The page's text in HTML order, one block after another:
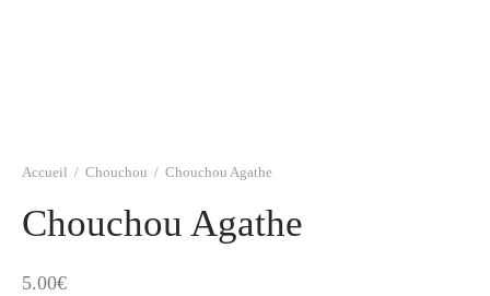
Accueil / Chouchou / Chouchou Agathe
Chouchou Agathe
5.00€